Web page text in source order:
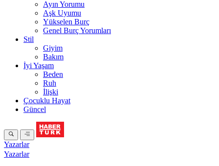
Ayın Yorumu
Aşk Uyumu
Yükselen Burç
Genel Burç Yorumları
Stil
Giyim
Bakım
İyi Yaşam
Beden
Ruh
İlişki
Çocuklu Hayat
Güncel
Yazarlar
Yazarlar